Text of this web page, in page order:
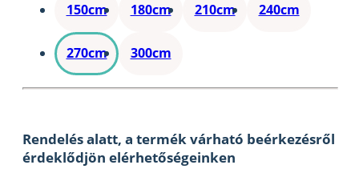
150cm 180cm 210cm 240cm
270cm 300cm
Rendelés alatt, a termék várható beérkezésről
érdeklődjön elérhetőségeinken